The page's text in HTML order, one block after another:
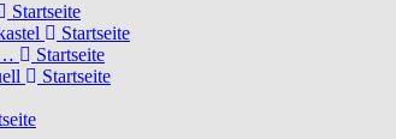
Startseite
Startseite
…
Startseite
Startseite